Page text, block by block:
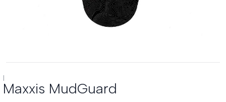
|
Maxxis MudGuard